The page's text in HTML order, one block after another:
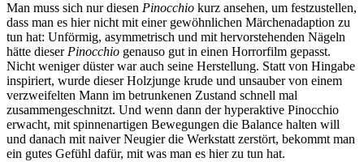
Man muss sich nur diesen Pinocchio kurz ansehen, um festzustellen,
dass man es hier nicht mit einer gewöhnlichen Märchenadaption zu
tun hat: Unförmig, asymmetrisch und mit hervorstehenden Nägeln
hätte dieserPinocchio genauso gut in einen Horrorfilm gepasst.
Nicht weniger düster war auch seine Herstellung. Statt von Hingabe
inspiriert, wurde dieser Holzjunge krude und unsauber von einem
verzweifelten Mann im betrunkenen Zustand schnell mal
zusammengeschnitzt. Und wenn dann der hyperaktive Pinocchio
erwacht, mit spinnenartigen Bewegungen die Balance halten will
und danach mit naiver Neugier die Werkstatt zerstört, bekommt man
ein gutes Gefühl dafür, mit was man es hier zu tun hat.